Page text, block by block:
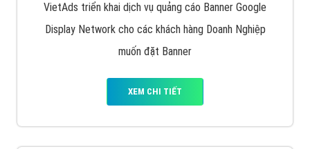
VietAds triển khai dịch vụ quảng cáo Banner Google
Display Network cho các khách hàng Doanh Nghiệp
muốn đặt Banner
XEM CHI TIẾT